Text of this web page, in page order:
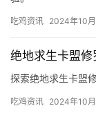
吃鸡资讯 2024年10
绝地求生卡盟
探索绝地求生卡盟
吃鸡资讯 2024年10